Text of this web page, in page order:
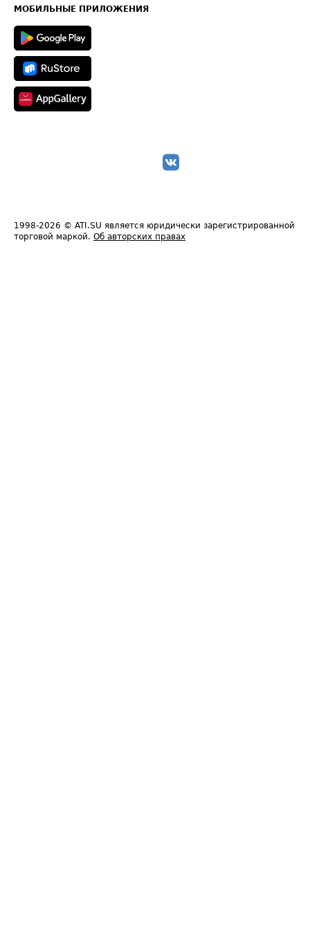
Техническая информация
МОБИЛЬНЫЕ ПРИЛОЖЕНИЯ
1998-2026 © ATI.SU является юридически зарегистрированной
торговой маркой. Об авторских правах